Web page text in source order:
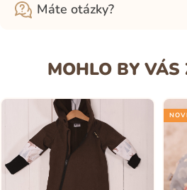
Máte otázky?
MOHLO BY VÁS